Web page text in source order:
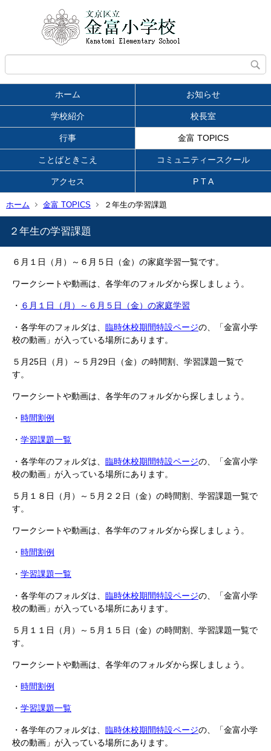
ホーム お知らせ
学校紹介 校長室
行事 金富 TOPICS
ことばときこえ コミュニティースクール
アクセス P T A
ホーム 金富 TOPICS ２年生の学習課題
２年生の学習課題
６月１日（月）～６月５日（金）の家庭学習一覧です。
ワークシートや動画は、各学年のフォルダから探しましょう。
・ ６月１日（月）～６月５日（金）の家庭学習
・各学年のフォルダは、 臨時休校期間特設ページの、「金富小学
校の動画」が入っている場所にあります。
５月25日（月）～５月29日（金）の時間割、学習課題一覧で
す。
ワークシートや動画は、各学年のフォルダから探しましょう。
・ 時間割例
・ 学習課題一覧
・各学年のフォルダは、 臨時休校期間特設ページの、「金富小学
校の動画」が入っている場所にあります。
５月１８日（月）～５月２２日（金）の時間割、学習課題一覧で
す。
ワークシートや動画は、各学年のフォルダから探しましょう。
・ 時間割例
・ 学習課題一覧
・各学年のフォルダは、 臨時休校期間特設ページの、「金富小学
校の動画」が入っている場所にあります。
５月１１日（月）～５月１５日（金）の時間割、学習課題一覧で
す。
ワークシートや動画は、各学年のフォルダから探しましょう。
・ 時間割例
・ 学習課題一覧
・各学年のフォルダは、 臨時休校期間特設ページの、「金富小学
校の動画」が入っている場所にあります。